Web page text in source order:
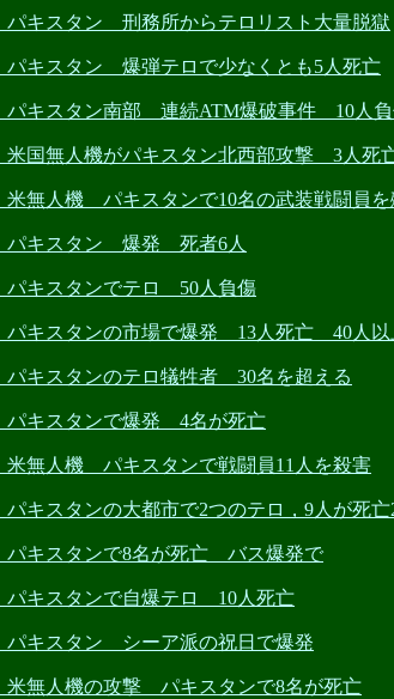
パキスタン 刑務所からテロリスト大量脱獄
パキスタン 爆弾テロで少なくとも5人死亡
パキスタン南部 連続ATM爆破事件 10人
米国無人機がパキスタン北西部攻撃 3人死
米無人機 パキスタンで10名の武装戦闘員
パキスタン 爆発 死者6人
パキスタンでテロ 50人負傷
パキスタンの市場で爆発 13人死亡 40人以
パキスタンのテロ犠牲者 30名を超える
パキスタンで爆発 4名が死亡
米無人機 パキスタンで戦闘員11人を殺害
パキスタンの大都市で2つのテロ，9人が死
パキスタンで8名が死亡 バス爆発で
パキスタンで自爆テロ 10人死亡
パキスタン シーア派の祝日で爆発
米無人機の攻撃 パキスタンで8名が死亡